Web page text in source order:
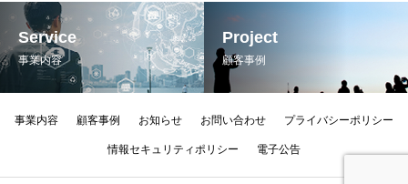
Service
事業内容
Project
顧客事例
事業内容 顧客事例 お知らせ お問い合わせ プライバシーポリシー
情報セキュリティポリシー 電子公告